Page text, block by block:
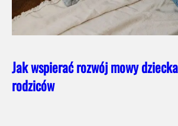
Jak wspierać rozwój mowy
rodziców